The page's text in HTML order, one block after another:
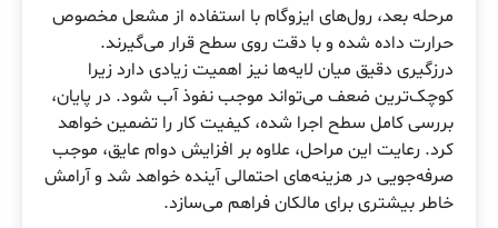
مرحله بعد، رول‌های ایزوگام با استفاده از مشعل مخصوص
حرارت داده شده و با دقت روی سطح قرار می‌گیرند.
درزگیری دقیق میان لایه‌ها نیز اهمیت زیادی دارد زیرا
کوچک‌ترین ضعف می‌تواند موجب نفوذ آب شود. در پایان،
بررسی کامل سطح اجرا شده، کیفیت کار را تضمین خواهد
کرد. رعایت این مراحل، علاوه بر افزایش دوام عایق، موجب
صرفه‌جویی در هزینه‌های احتمالی آینده خواهد شد و آرامش
خاطر بیشتری برای مالکان فراهم می‌سازد.